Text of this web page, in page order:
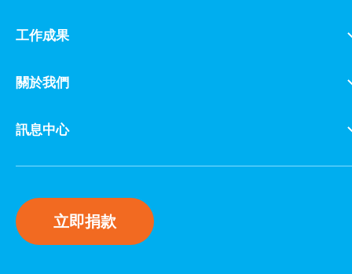
工作成果
關於我們
訊息中心
立即捐款